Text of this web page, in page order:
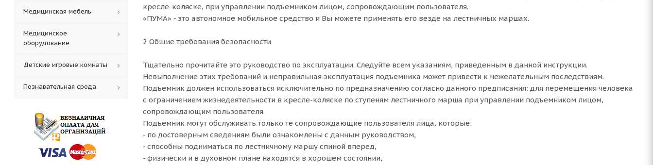
кресле-коляске, при управлении подъемником лицом, сопровождающим пользователя.
«ПУМА» - это автономное мобильное средство и Вы можете применять его везде на лестничных маршах.
2 Общие требования безопасности
Тщательно прочитайте это руководство по эксплуатации. Следуйте всем указаниям, приведенным в данной инструкции.
Невыполнение этих требований и неправильная эксплуатация подъемника может привести к нежелательным последствиям.
Подъемник должен использоваться исключительно по предназначению согласно данного предписания: для перемещения человека
с ограничением жизнедеятельности в кресле-коляске по ступеням лестничного марша при управлении подъемником лицом,
сопровождающим пользователя.
Подъемник могут обслуживать только те сопровождающие пользователя лица, которые:
- по достоверным сведениям были ознакомлены с данным руководством,
- способны подниматься по лестничному маршу спиной вперед,
- физически и в духовном плане находятся в хорошем состоянии,
Медицинская мебель
Медицинское
оборудование
Детские игровые комнаты
Познавательная среда